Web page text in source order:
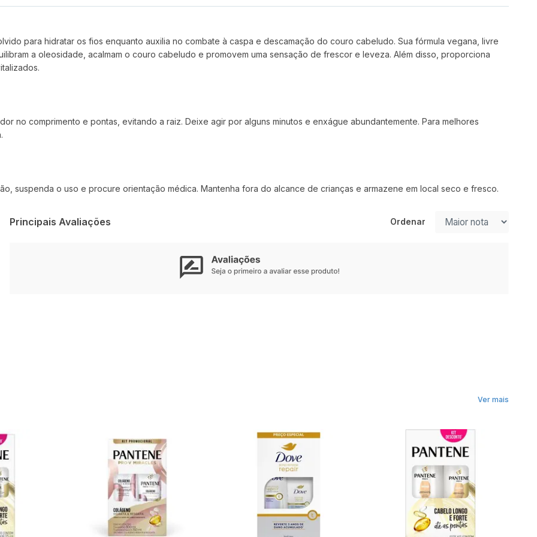
para hidratar os fios enquanto auxilia no combate à caspa e descamação do couro cabeludo. Sua fórmula vegana, livre
a oleosidade, acalmam o couro cabeludo e promovem uma sensação de frescor e leveza. Além disso, proporciona
no comprimento e pontas, evitando a raiz. Deixe agir por alguns minutos e enxágue abundantemente. Para melhores
suspenda o uso e procure orientação médica. Mantenha fora do alcance de crianças e armazene em local seco e fresco.
Principais Avaliações Ordenar
Ver mais